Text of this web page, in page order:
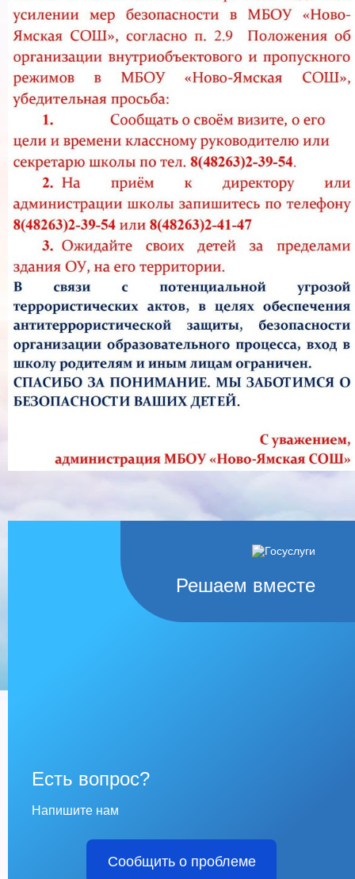
Решаем вместе
Есть вопрос?
Напишите нам
Сообщить о проблеме